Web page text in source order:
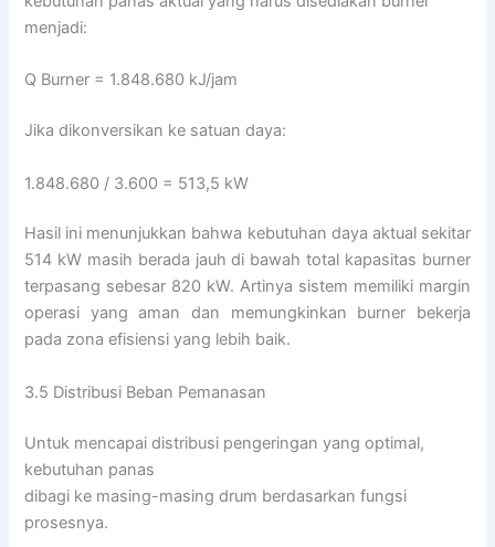
menjadi:
Q Burner = 1.848.680 kJ/jam
Jika dikonversikan ke satuan daya:
1.848.680 / 3.600 = 513,5 kW
Hasil ini menunjukkan bahwa kebutuhan daya aktual sekitar
514 kW masih berada jauh di bawah total kapasitas burner
terpasang sebesar 820 kW. Artinya sistem memiliki margin
operasi yang aman dan memungkinkan burner bekerja
pada zona efisiensi yang lebih baik.
3.5 Distribusi Beban Pemanasan
Untuk mencapai distribusi pengeringan yang optimal,
kebutuhan panas
dibagi ke masing-masing drum berdasarkan fungsi
prosesnya.